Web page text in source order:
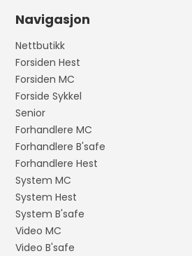
Navigasjon
Nettbutikk
Forsiden Hest
Forsiden MC
Forside Sykkel
Senior
Forhandlere MC
Forhandlere B'safe
Forhandlere Hest
System MC
System Hest
System B'safe
Video MC
Video B'safe